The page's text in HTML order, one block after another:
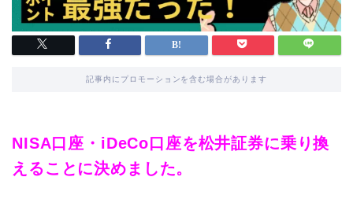
記事内にプロモーションを含む場合があります
NISA口座・iDeCo口座を松井証券に乗り換
えることに決めました。